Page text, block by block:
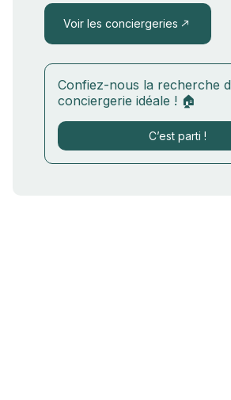
Voir les conciergeries
Confiez-nous la recherche
conciergerie idéale ! 🏠
C’est parti !